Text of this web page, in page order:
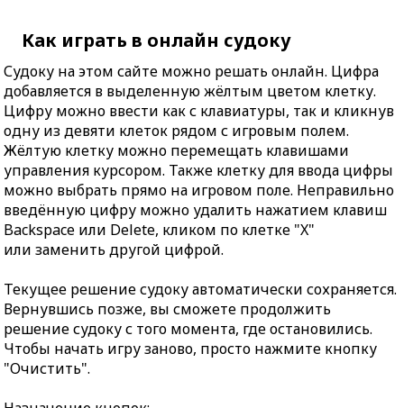
Как играть в онлайн судоку
Судоку на этом сайте можно решать онлайн. Цифра
добавляется в выделенную жёлтым цветом клетку.
Цифру можно ввести как с клавиатуры, так и кликнув
одну из девяти клеток рядом с игровым полем.
Жёлтую клетку можно перемещать клавишами
управления курсором. Также клетку для ввода цифры
можно выбрать прямо на игровом поле. Неправильно
введённую цифру можно удалить нажатием клавиш
Backspace или Delete, кликом по клетке "X"
или заменить другой цифрой.
Текущее решение судоку автоматически сохраняется.
Вернувшись позже, вы сможете продолжить
решение судоку с того момента, где остановились.
Чтобы начать игру заново, просто нажмите кнопку
"Очистить".